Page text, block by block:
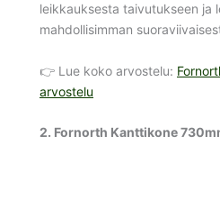
leikkauksesta taivutukseen ja
mahdollisimman
👉 Lue koko arvostelu:
arvostelu
2. Fornorth Kanttikone